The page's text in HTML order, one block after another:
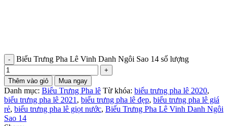
Biểu Trưng Pha Lê Vinh Danh Ngôi Sao 14 số lượng
Thêm vào giỏ Mua ngay
Danh mục: Biểu Trưng Pha lê Từ khóa: biểu trưng pha lê 2020,
biểu trưng pha lê 2021 , biểu trưng pha lê đẹp, biểu trưng pha lê giá
rẻ, biểu trưng pha lê giọt nước, Biểu Trưng Pha Lê Vinh Danh Ngôi
Sao 14